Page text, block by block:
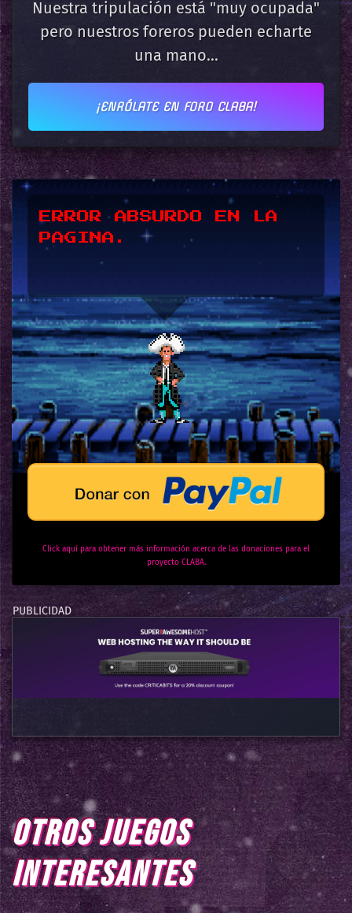
Nuestra tripulación está "muy ocupada"
pero nuestros foreros pueden echarte
una mano...
¡ENRÓLATE EN FORO CLABA!
*UPSSS*
Click aquí para obtener más información acerca de las donaciones para el
proyecto CLABA.
OTROS JUEGOS
INTERESANTES